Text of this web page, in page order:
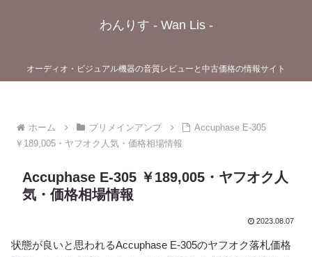
わんりす - Wan Lis -
オーディオ・ビジュアル機器の音質レビューと中古価格の情報サイト
ホーム プリメインアンプ
Accuphase E-305
￥189,005・ヤフオク人気・価格相場情報
Accuphase E-305 ￥189,005・ヤフオク人
気・価格相場情報
2023.08.07
状態が良いと思われるAccuphase E-305のヤフオク落札価格